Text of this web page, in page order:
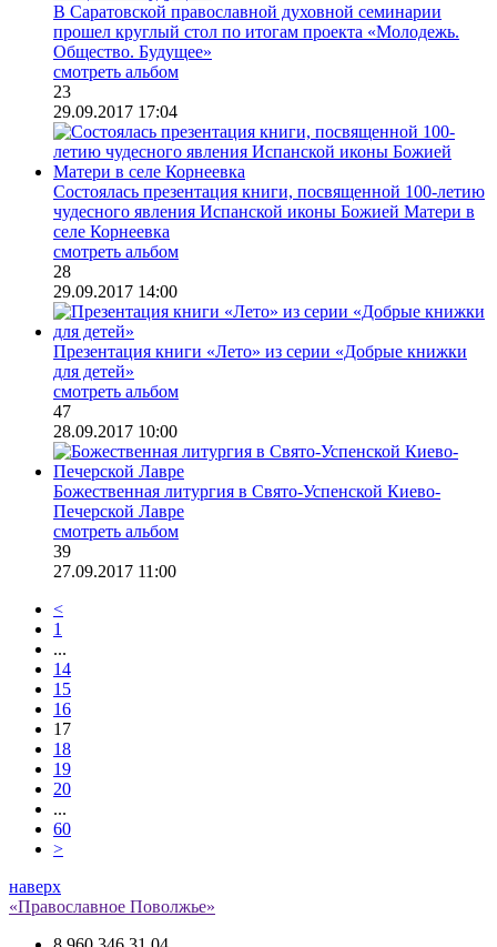
В Саратовской православной духовной семинарии
прошел круглый стол по итогам проекта «Молодежь.
Общество. Будущее»
смотреть альбом
23
29.09.2017 17:04
Состоялась презентация книги, посвященной 100-летию
чудесного явления Испанской иконы Божией Матери в
селе Корнеевка
смотреть альбом
28
29.09.2017 14:00
Презентация книги «Лето» из серии «Добрые книжки
для детей»
смотреть альбом
47
28.09.2017 10:00
Божественная литургия в Свято-Успенской Киево-
Печерской Лавре
смотреть альбом
39
27.09.2017 11:00
<
1
...
14
15
16
17
18
19
20
...
60
>
наверх
«Православное Поволжье»